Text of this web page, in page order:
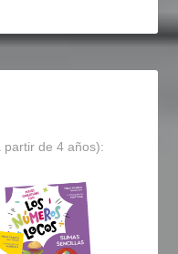
de 4 años):